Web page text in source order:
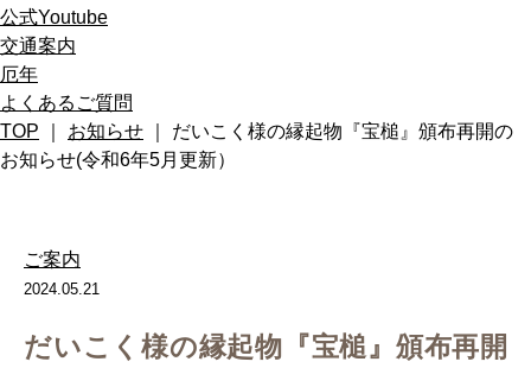
公式Youtube
交通案内
厄年
よくあるご質問
TOP
お知らせ ｜ だいこく様の縁起物『宝槌』頒布再開の
お知らせ(令和6年5月更新）
ご案内
2024.05.21
だいこく様の縁起物『宝槌』頒布再開